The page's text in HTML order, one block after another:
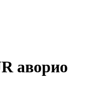
аворио